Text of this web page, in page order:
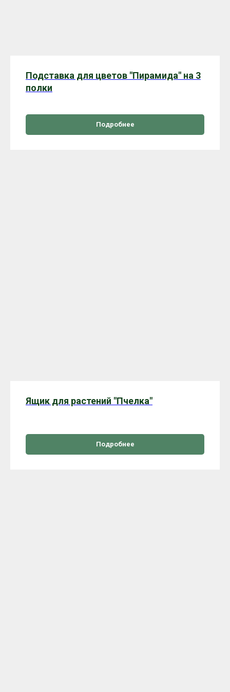
Подставка для цветов "Пирамида" на 3
полки
Подробнее
Ящик для растений "Пчелка"
Подробнее